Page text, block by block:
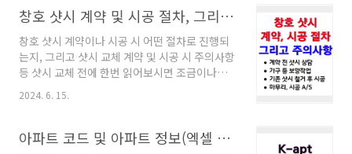
중 필터 시스템, 에너지 절감 시스템 등 여러 가지
뛰어난 기능이 있습니..
1000억 달성 이벤트로 1억원 쏩니다!!샤시시공
1만 5천건 돌파 케스코 샷시 후기를 통해 실제 시
공 후기와 케스코 샷시시공의 장점, 무상 혜택까
지 정리해드릴게요. 그리고 1,000억 달성 이벤트
로 1억원을 쏜다고 합니다. 지금 확인해
life365.itssu.kr KCC 창호KCC 창호는 국내 점
려한 외관을 특징으로 ..
창호 샷시 계약 및 시공 절차, 그리고 주의사항
창호 샷시 계약이나 시공 시 어떤 절차로 진행되
는지, 그리고 샷시 교체 계약 및 시공 시 주의사항
등 샷시 교체 전에 한번 읽어보시면 조금이나마
도움이 되는 내용을 올려봅니다. 계약 전 샷시 상
담 보통 고객이 업체와 샷시 관련 전화 상담을 하
행 가능성을 얘기하면 아파트 등의 집안 샷시 상
2024. 6. 15.
아파트 코드 및 아파트 정보(엑셀 파일)